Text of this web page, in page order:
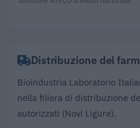
Distribuzione del
Bioindustria Laboratorio
nella filiera di distribuzione
autorizzati (Novi Ligure).